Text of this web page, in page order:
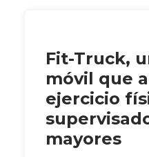
Fit-Truck,
móvil que
ejercicio
mayores